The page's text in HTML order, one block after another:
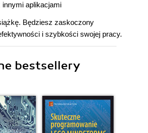
innymi aplikacjami
Będziesz zaskoczony
i szybkości swojej pracy.
bestsellery